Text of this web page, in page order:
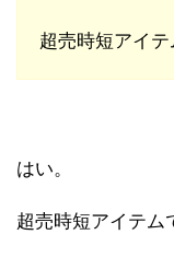
超売時短アイテ
はい。
超売時短アイテム